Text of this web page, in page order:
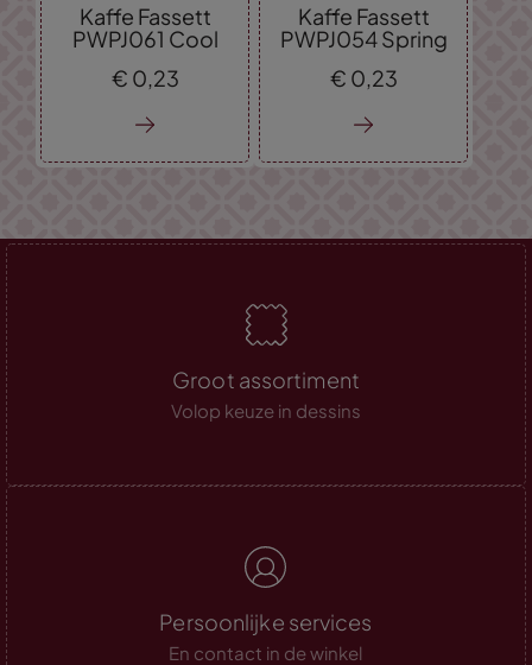
Kaffe Fassett
PWPJ061 Cool
€ 0, 23
Kaffe Fassett
PWPJ054 Spring
€ 0, 23
Groot assortiment
Volop keuze in dessins
Persoonlijke services
En contact in de winkel